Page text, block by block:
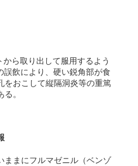
ら取り出して服用するよう
飲により、硬い鋭角部が食
をおこして縦隔洞炎等の重篤
。
ままにフルマゼニル（ベンゾ